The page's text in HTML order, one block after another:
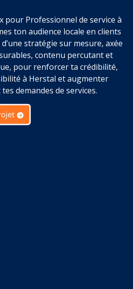
pour Professionnel de service à
ton audience locale en clients
stratégie sur mesure, axée
contenu percutant et
pour renforcer ta crédibilité,
à Herstal et augmenter
demandes de services.